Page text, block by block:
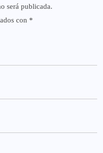
será publicada.
con *